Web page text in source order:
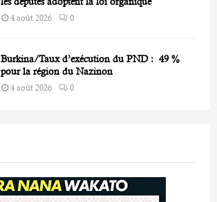
4 août 2026 0
Burkina/Taux d’exécution du PND : 49 %
pour la région du Nazinon
4 août 2026 0